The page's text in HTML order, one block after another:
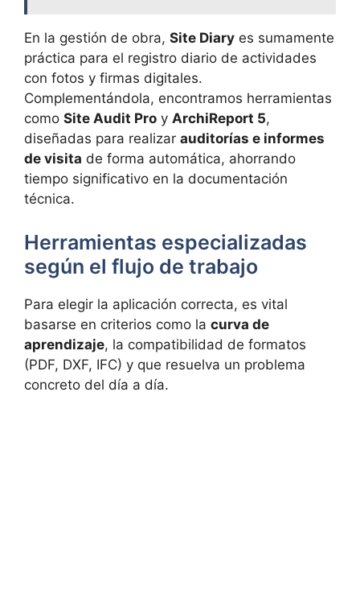
En la gestión de obra, Site Diary es sumamente
práctica para el registro diario de actividades
con fotos y firmas digitales.
Complementándola, encontramos herramientas
como Site Audit Pro y ArchiReport 5,
diseñadas para realizar auditorías e informes
de visita de forma automática, ahorrando
tiempo significativo en la documentación
técnica.
Herramientas especializadas
según el flujo de trabajo
Para elegir la aplicación correcta, es vital
basarse en criterios como la curva de
aprendizaje, la compatibilidad de formatos
(PDF, DXF, IFC) y que resuelva un problema
concreto del día a día.